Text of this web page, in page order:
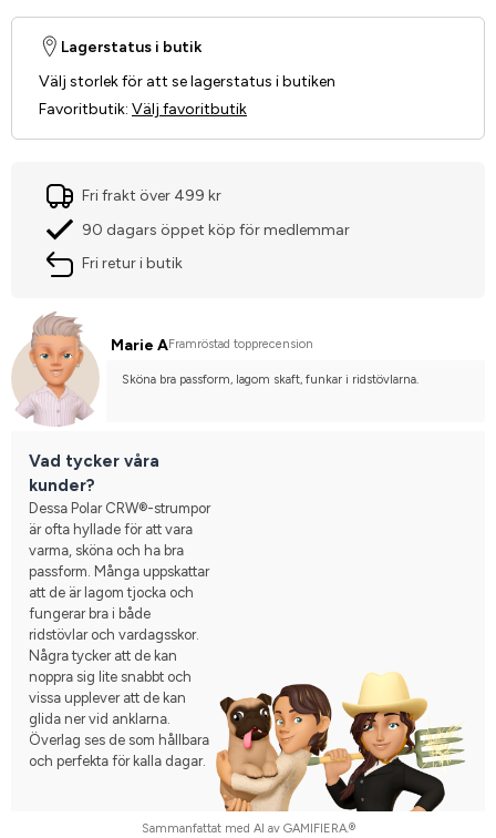
Lagerstatus i butik
Välj storlek för att se lagerstatus i butiken
Favoritbutik: Välj favoritbutik
Fri frakt över 499 kr
90 dagars öppet köp för medlemmar
Fri retur i butik
Marie AFramröstad topprecension
Sköna bra passform, lagom skaft, funkar i ridstövlarna.
Vad tycker våra
kunder?
Dessa Polar CRW®-strumpor
är ofta hyllade för att vara
varma, sköna och ha bra
passform. Många uppskattar
att de är lagom tjocka och
fungerar bra i både
ridstövlar och vardagsskor.
Några tycker att de kan
noppra sig lite snabbt och
vissa upplever att de kan
glida ner vid anklarna.
Överlag ses de som hållbara
och perfekta för kalla dagar.
Sammanfattat med AI av GAMIFIERA.®